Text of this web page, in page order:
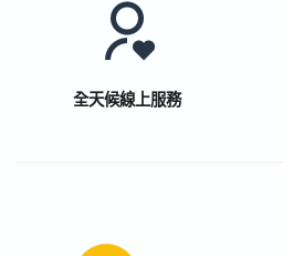
全天候線上服務